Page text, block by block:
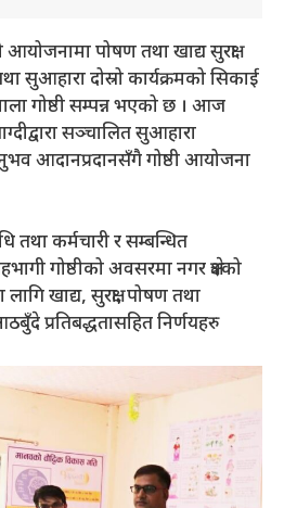
आयोजनामा पोषण तथा खाद्य सुरक्षा
सुआहारा दोस्रो कार्यक्रमको सिकाई
गोष्ठी सम्पन्न भएको छ । आज
सञ्चालित सुआहारा
आदानप्रदानसँगै गोष्ठी आयोजना
तथा कर्मचारी र सम्बन्धित
गोष्ठीको अवसरमा नगर क्षेत्रको
खाद्य, सुरक्षा, पोषण तथा
प्रतिबद्धतासहित निर्णयहरु